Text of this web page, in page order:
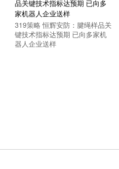
319策略 恒辉安防：腱绳样品关
键技术指标达预期 已向多家机
器人企业送样